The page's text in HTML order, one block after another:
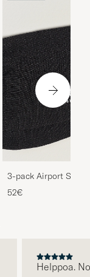
3-pack Airport
Melange
52€
Helppoa.